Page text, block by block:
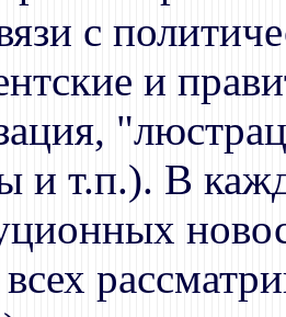
с
и
и т.п.). В